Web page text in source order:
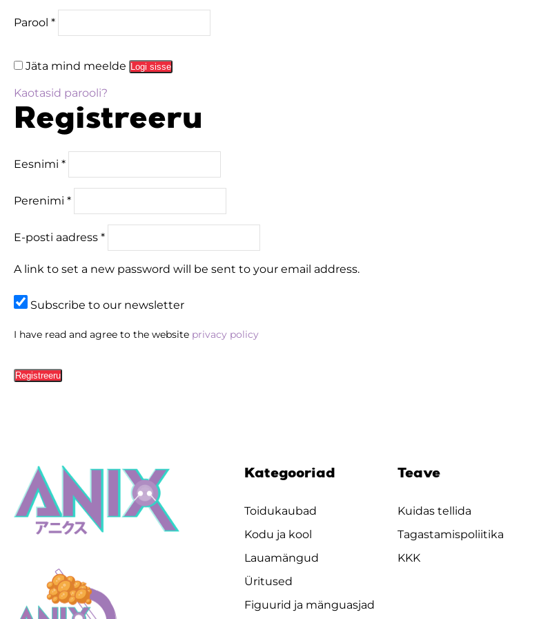
Parool *
Jäta mind meelde Logi sisse
Kaotasid parooli?
Registreeru
Eesnimi *
Perenimi *
E-posti aadress *
A link to set a new password will be sent to your email address.
Subscribe to our newsletter
I have read and agree to the website privacy policy
Registreeru
Kategooriad
Toidukaubad
Kodu ja kool
Lauamängud
Üritused
Figuurid ja mänguasjad
Teave
Kuidas tellida
Tagastamispoliitika
KKK